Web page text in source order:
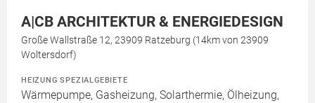
A|CB ARCHITEKTUR & ENERGIEDESIGN
Große Wallstraße 12, 23909 Ratzeburg (14km von 23909
Woltersdorf)
HEIZUNG SPEZIALGEBIETE
Wärmepumpe, Gasheizung, Solarthermie, Ölheizung,